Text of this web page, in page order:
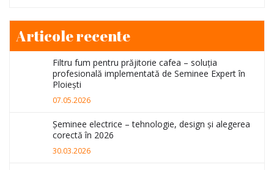
Articole recente
Filtru fum pentru prăjitorie cafea – soluția
profesională implementată de Seminee Expert în
Ploiești
07.05.2026
Șeminee electrice – tehnologie, design și alegerea
corectă în 2026
30.03.2026